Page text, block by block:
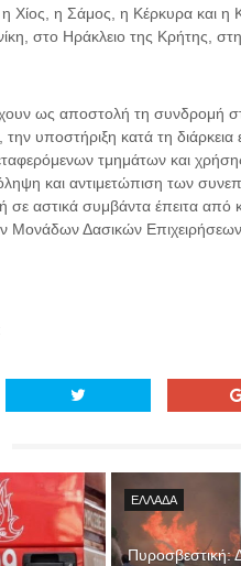
, η Χίος, η Σάμος, η Κέρκυρα και
στο Ηράκλειο της Κρήτης,
ως αποστολή τη συνδρομή
υποστήριξη κατά τη
τμημάτων και
και αντιμετώπιση των
σε αστικά συμβάντα έπειτα από
Δασικών Επιχειρήσεων
ΕΛΛΑΔΑ
Πυροσβεστική: